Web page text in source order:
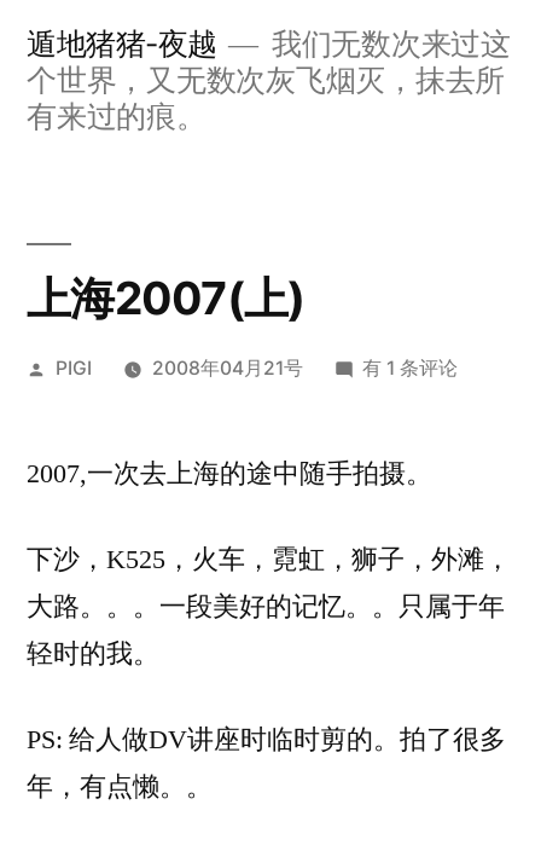
遁地猪猪-夜越
我们无数次来过这
个世界，又无数次灰飞烟灭，抹去所
有来过的痕。
上海2007(上)
发
PIGI 2008年04月21号
上
有 1 条评论
2007,一次去上海的途中随手拍摄。
下沙，K525，火车，霓虹，狮子，外滩，
大路。。。一段美好的记忆。。只属于年
轻时的我。
PS: 给人做DV讲座时临时剪的。拍了很多
年，有点懒。。